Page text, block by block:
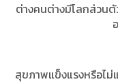
ต่างคนต่างมีโลกส่วน
สุขภาพแข็งแรงหรือไม่